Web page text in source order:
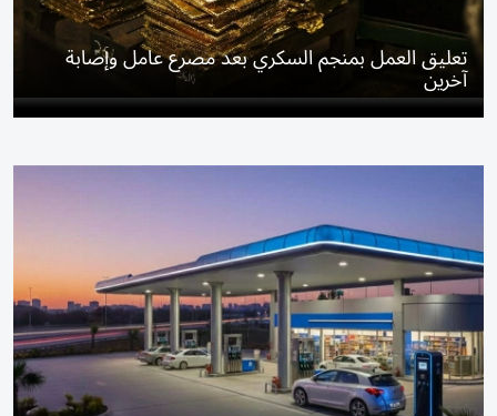
تعليق العمل بمنجم السكري بعد مصرع عامل وإصابة
آخرين